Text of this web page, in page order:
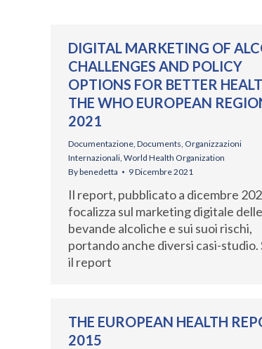
DIGITAL MARKETING OF
CHALLENGES AND POLICY
OPTIONS FOR BETTER
THE WHO EUROPEAN
2021
Documentazione Documents Organizzazioni
Internazionali World Health Organization
Bybenedetta 9 Dicembre 2021
Il report, pubblicato a dicembre
focalizza sul marketing digitale delle
bevande alcoliche e sui suoi rischi,
portando anche diversi casi-studio.
il report
THE EUROPEAN HEALTH
2015